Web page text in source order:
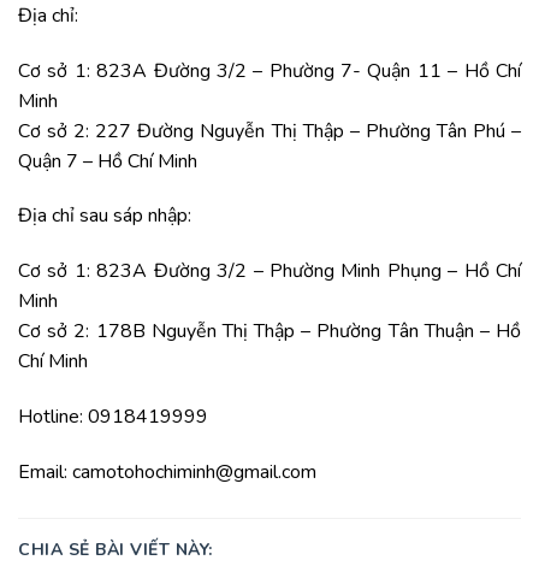
Địa chỉ:
Cơ sở 1: 823A Đường 3/2 – Phường 7- Quận 11 – Hồ Chí
Minh
Cơ sở 2: 227 Đường Nguyễn Thị Thập – Phường Tân Phú –
Quận 7 – Hồ Chí Minh
Địa chỉ sau sáp nhập:
Cơ sở 1: 823A Đường 3/2 – Phường Minh Phụng – Hồ Chí
Minh
Cơ sở 2: 178B Nguyễn Thị Thập – Phường Tân Thuận – Hồ
Chí Minh
Hotline: 0918419999
Email: camotohochiminh@gmail.com
CHIA SẺ BÀI VIẾT NÀY: